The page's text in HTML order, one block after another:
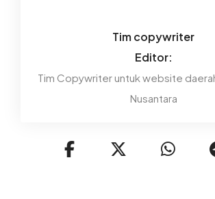
Tim copywriter
Editor:
Tim Copywriter untuk website
Nusantara